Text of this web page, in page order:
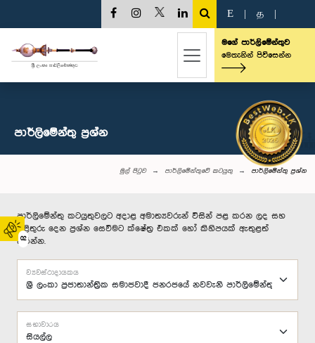
02
E த
මගේ පාර්ලිමේන්තුව
මෙතැනින් පිවිසෙන්න
පාර්ලි‌මේන්තු‌ ප්‍රශ්න
මුල් පිටුව පාර්ලිමේන්තුවේ කටයුතු පාර්ලි‌මේන්තු‌ ප්‍රශ්න
පාර්ලිමේන්තු කටයුතුවලට අදාළ අමාත්‍යවරුන් විසින් පළ කරන ලද සහ
පිළිතුරු දෙන ප්‍රශ්න සෙවීමට ක්ෂේත්‍ර එකක් හෝ කිහිපයක් ඇතුළත්
කරන්න.
ව්‍යවස්ථාදායකය
සභාවාරය